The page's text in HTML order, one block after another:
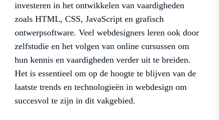
investeren in het ontwikkelen van vaardigheden
zoals HTML, CSS, JavaScript en grafisch
ontwerpsoftware. Veel webdesigners leren ook door
zelfstudie en het volgen van online cursussen om
hun kennis en vaardigheden verder uit te breiden.
Het is essentieel om op de hoogte te blijven van de
laatste trends en technologieën in webdesign om
succesvol te zijn in dit vakgebied.